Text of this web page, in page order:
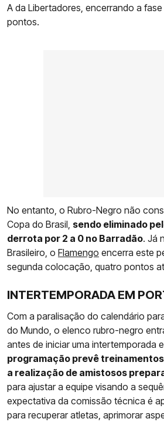
A da Libertadores, encerrando a
pontos.
No entanto, o Rubro-Negro não
Copa do Brasil, sendo eliminado
derrota por 2 a 0 no Barradão. Já
Brasileiro, o Flamengo encerra este
segunda colocação, quatro pontos
INTERTEMPORADA EM
Com a paralisação do calendário
do Mundo, o elenco rubro-negro
antes de iniciar uma intertemporada
programação prevê
a realização de amistosos
para ajustar a equipe visando a
expectativa da comissão técnica é
para recuperar atletas, aprimorar